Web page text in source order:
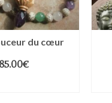
du cœur
85.00€